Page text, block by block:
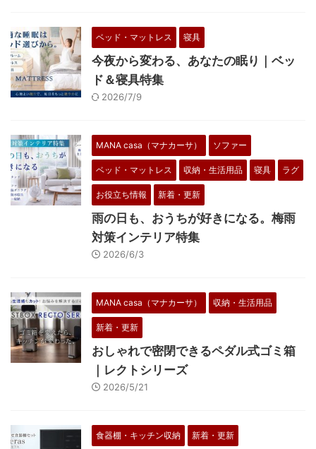
ベッド・マットレス 寝具
今夜から変わる、あなたの眠り｜ベッ
ド＆寝具特集
2026/7/9
MANA casa（マナカーサ） ソファー
ベッド・マットレス 収納・生活用品 寝具 ラグ
お役立ち情報 新着・更新
雨の日も、おうちが好きになる。梅雨
対策インテリア特集
2026/6/3
MANA casa（マナカーサ） 収納・生活用品
新着・更新
おしゃれで密閉できるペダル式ゴミ箱
｜レクトシリーズ
2026/5/21
食器棚・キッチン収納 新着・更新